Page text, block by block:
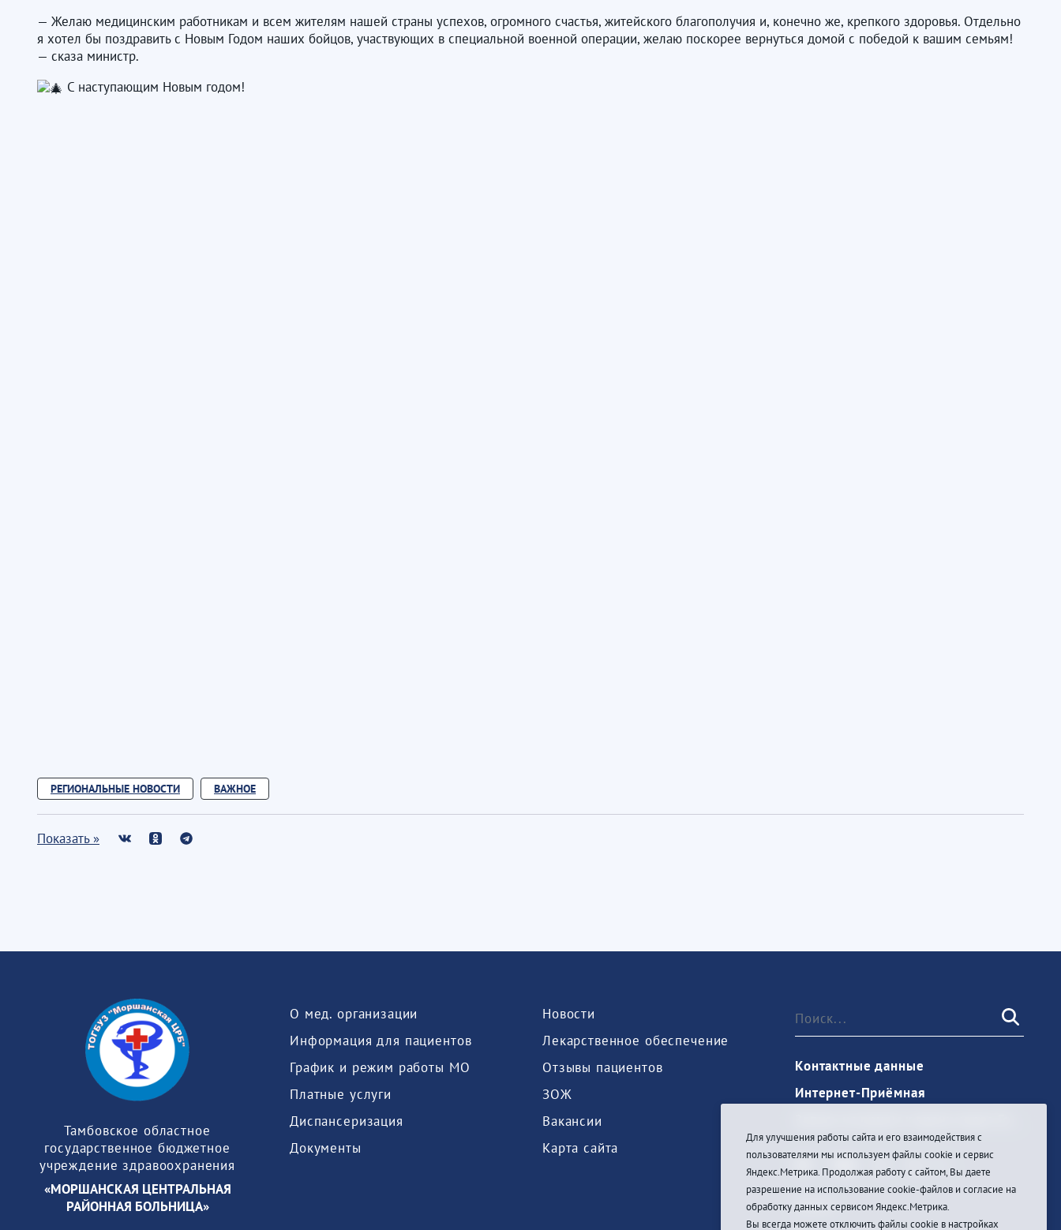
— Желаю медицинским работникам и всем жителям нашей страны успехов, огромного счастья, житейского благополучия и, конечно же, крепкого здоровья. Отдельно
я хотел бы поздравить с Новым Годом наших бойцов, участвующих в специальной военной операции, желаю поскорее вернуться домой с победой к вашим семьям!
— сказа министр.
С наступающим Новым годом!
РЕГИОНАЛЬНЫЕ НОВОСТИ ВАЖНОЕ
Показать »
Тамбовское областное
государственное бюджетное
учреждение здравоохранения
«МОРШАНСКАЯ ЦЕНТРАЛЬНАЯ
РАЙОННАЯ БОЛЬНИЦА»
О мед. организации
Информация для пациентов
График и режим работы МО
Платные услуги
Диспансеризация
Документы
Новости
Лекарственное обеспечение
Отзывы пациентов
ЗОЖ
Вакансии
Карта сайта
Контактные данные
Интернет-Приёмная
Войти
Для улучшения работы сайта и его взаимодействия с
пользователями мы используем файлы cookie и сервис
Яндекс.Метрика. Продолжая работу с сайтом, Вы даете
разрешение на использование cookie-файлов и согласие на
обработку данных сервисом Яндекс.Метрика.
Вы всегда можете отключить файлы cookie в настройках